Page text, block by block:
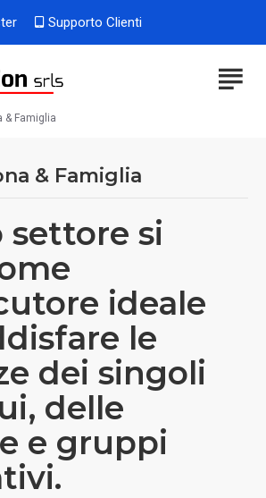
Supporto Clienti
& Famiglia
& Famiglia
settore si
ideale
le
dei singoli
delle
e gruppi